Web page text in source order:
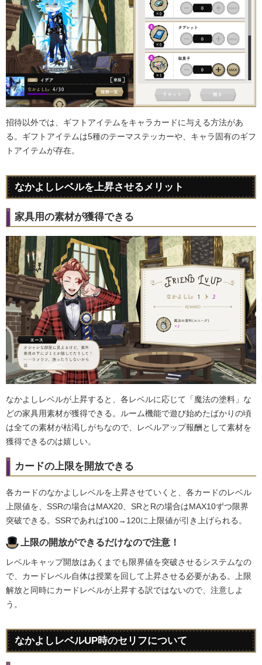
招待以外では、ギフトアイテムをキャラカードに与える方法があ
る。ギフトアイテムは5種のテーマステッカーや、キャラ固有のギフ
トアイテムが存在。
なかよしレベルを上昇させるメリット
家具用の素材が獲得できる
なかよしレベルが上昇すると、各レベルに応じて「魔法の塗料」な
どの家具用素材が獲得できる。ルーム機能で遊び始めたばかりの頃
は全ての素材が枯渇しがちなので、レベルアップ報酬として素材を
獲得できるのは嬉しい。
カードの上限を開放できる
各カードのなかよしレベルを上昇させていくと、各カードのレベル
上限値を、SSRの場合はMAX20、SRとRの場合はMAX10ずつ限界
突破できる。SSRであれば100→120に上限値が引き上げられる。
上限の開放ができるだけなので注意！
レベルキャップ開放はあくまでも限界値を突破させるシステムなの
で、カードレベル自体は授業を回して上昇させる必要がある。上限
解放と同時にカードレベルが上昇する訳ではないので、注意しよ
う。
なかよしレベルUP時のセリフについて